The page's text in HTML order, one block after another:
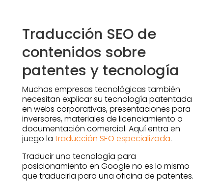
Traducción SEO de
contenidos sobre
patentes y tecnología
Muchas empresas tecnológicas también
necesitan explicar su tecnología patentada
en webs corporativas, presentaciones para
inversores, materiales de licenciamiento o
documentación comercial. Aquí entra en
juego la traducción SEO especializada.
Traducir una tecnología para
posicionamiento en Google no es lo mismo
que traducirla para una oficina de patentes.